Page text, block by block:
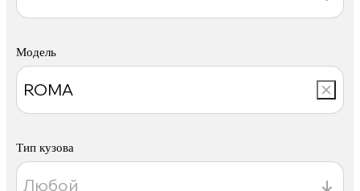
Модель
Тип кузова